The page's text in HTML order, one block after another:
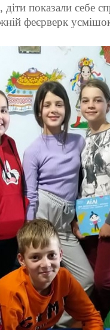
показали себе
феєрверк